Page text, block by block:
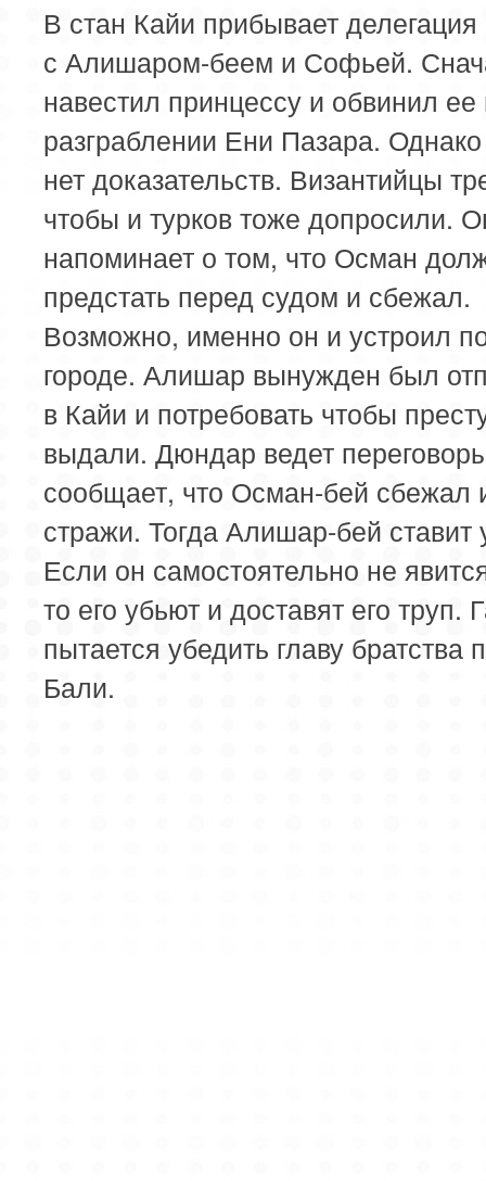
В стан Кайи прибывает делегация
с Алишаром-беем и Софьей.
навестил принцессу и обвинил ее
разграблении Ени Пазара. Однако
нет доказательств. Византийцы
чтобы и турков тоже допросили.
напоминает о том, что Осман
предстать перед судом и сбежал.
Возможно, именно он и устроил
городе. Алишар вынужден был
в Кайи и потребовать чтобы
выдали. Дюндар ведет
сообщает, что Осман-бей сбежал
стражи. Тогда Алишар-бей ставит
Если он самостоятельно не
то его убьют и доставят его труп.
пытается убедить главу братства
Бали.